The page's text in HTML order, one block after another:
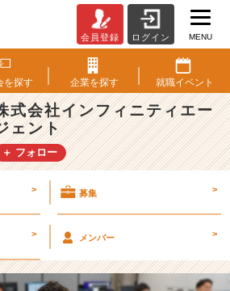
ラ
ン
ナ
ー
の
魅
力・
れ
キ
ル！
会員登録 ログイン MENU
を探す 企業を探す 就職イベント
式会社インフィニティエー
ェント
＋ フォロー
> 募集 >
> メンバー >